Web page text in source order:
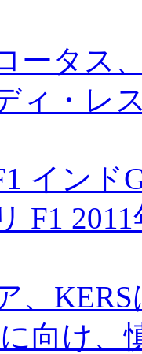
ータス
ィ・レ
イン
F1
、
に向け